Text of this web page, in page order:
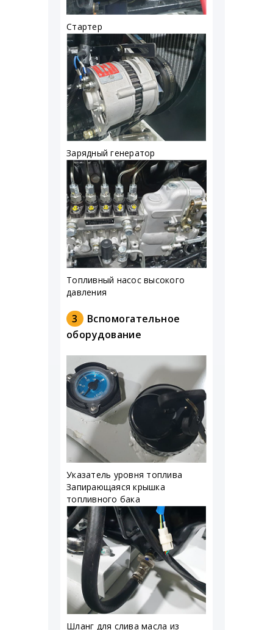
Стартер
Зарядный генератор
Топливный насос высокого
давления
3
Вспомогательное
оборудование
Указатель уровня топлива
Запирающаяся крышка
топливного бака
Шланг для слива масла из